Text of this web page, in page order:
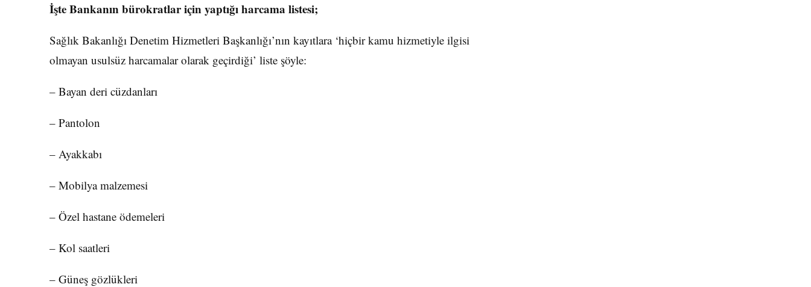
İşte Bankanın bürokratlar için yaptığı harcama listesi;
Sağlık Bakanlığı Denetim Hizmetleri Başkanlığı’nın kayıtlara ‘hiçbir kamu hizmetiyle ilgisi
olmayan usulsüz harcamalar olarak geçirdiği’ liste şöyle:
– Bayan deri cüzdanları
– Pantolon
– Ayakkabı
– Mobilya malzemesi
– Özel hastane ödemeleri
– Kol saatleri
– Güneş gözlükleri